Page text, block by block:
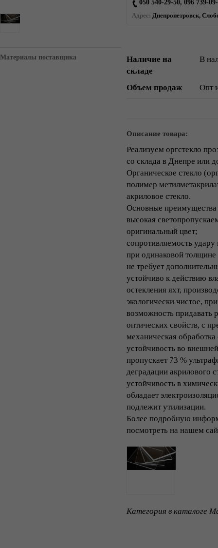
Материалы поставщика
050 540-29-50, 096 739-
Адрес: Днепропетровск,
Наличие на
складе
В
Объем продаж Опт
Описание товара:
Реализуем оргстекло
со склада в Днепре или
Органическое стекло
полимер
акриловое стекло.
Основные преимущества
высокая
оригинальный цвет;
сопротивляемость
при одинаковой толщине
не требует
устойчиво к действию
остекления яхт,
экологически чистое,
возможность
оптических свойств, с
механическая обработка
устойчивость во
пропускает 73 %
деградации акрилового
устойчивость в
обладает
подлежит утилизации.
Более подробную
посмотреть на нашем
Категория в каталоге